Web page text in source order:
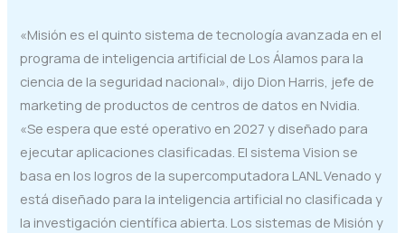
«Misión es el quinto sistema de tecnología avanzada en el
programa de inteligencia artificial de Los Álamos para la
ciencia de la seguridad nacional», dijo Dion Harris, jefe de
marketing de productos de centros de datos en Nvidia.
«Se espera que esté operativo en 2027 y diseñado para
ejecutar aplicaciones clasificadas. El sistema Vision se
basa en los logros de la supercomputadora LANL Venado y
está diseñado para la inteligencia artificial no clasificada y
la investigación científica abierta. Los sistemas de Misión y